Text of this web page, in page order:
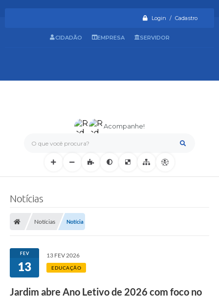
Login / Cadastro
O que você procura?
Acompanhe!
CIDADÃO EMPRESA SERVIDOR
Notícias
Notícias Notícia
FEV
13
13 FEV 2026
EDUCAÇÃO
Jardim abre Ano Letivo de 2026 com foco no